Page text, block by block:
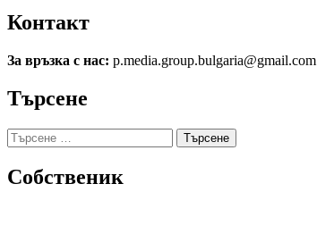
Контакт
За връзка с нас: p.media.group.bulgaria@gmail.com
Търсене
Търсене
за:
Собственик